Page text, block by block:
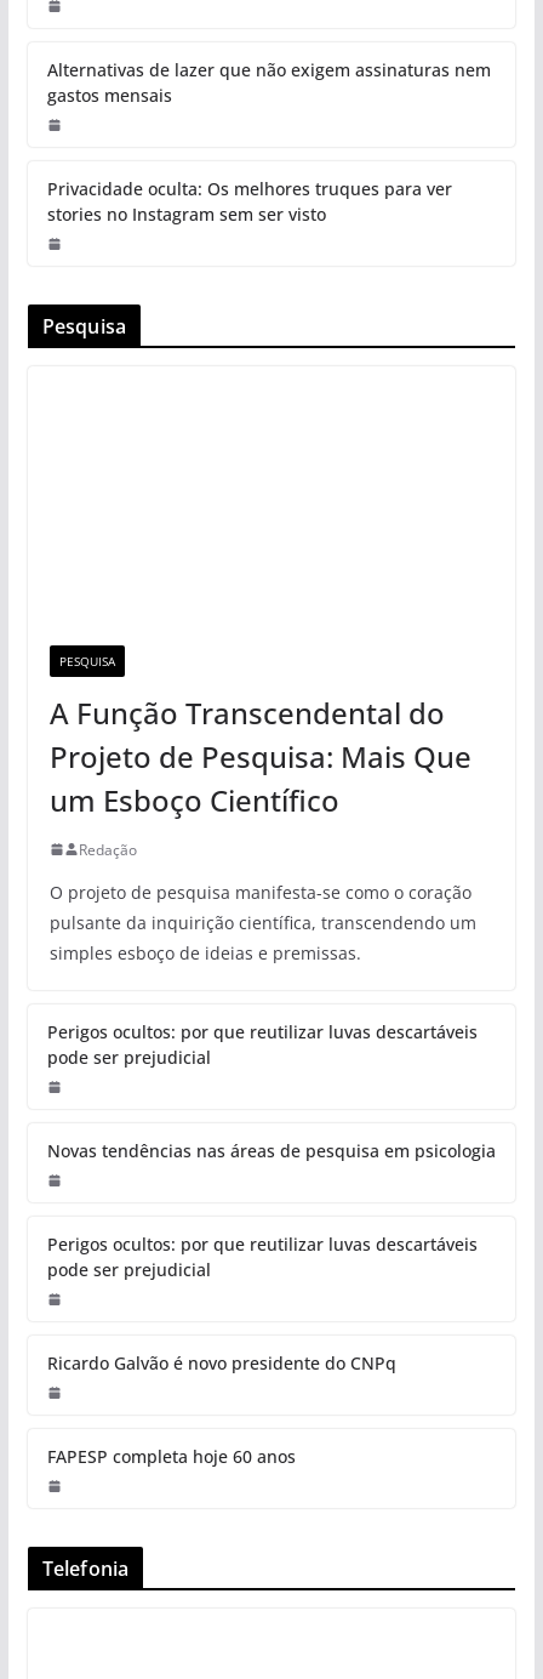
Alternativas de lazer que não exigem assinaturas nem
gastos mensais
Privacidade oculta: Os melhores truques para ver
stories no Instagram sem ser visto
Pesquisa
PESQUISA
A Função Transcendental do
Projeto de Pesquisa: Mais Que
um Esboço Científico
Redação
O projeto de pesquisa manifesta-se como o coração
pulsante da inquirição científica, transcendendo um
simples esboço de ideias e premissas.
Perigos ocultos: por que reutilizar luvas descartáveis
pode ser prejudicial
Novas tendências nas áreas de pesquisa em psicologia
Perigos ocultos: por que reutilizar luvas descartáveis
pode ser prejudicial
Ricardo Galvão é novo presidente do CNPq
FAPESP completa hoje 60 anos
Telefonia